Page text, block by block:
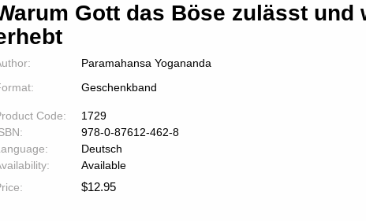
Gott das Böse zulässt
Paramahansa Yogananda
Geschenkband
Code:
1729
978-0-87612-462-8
Deutsch
Available
$12.95